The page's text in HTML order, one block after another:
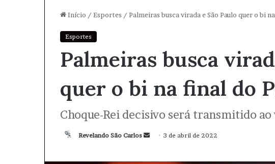
Início / Esportes / Palmeiras busca virada e São Paulo quer o bi
Esportes
Palmeiras busca
quer o bi na final do
Choque-Rei decisivo será transmitido
Revelando São Carlos 3 de abril de 2022